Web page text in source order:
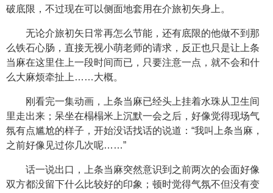
破底限，不过现在可以侧面地套用在介旅初矢身上。
无论介旅初矢日常再怎么节能，还有底限的他做不到那
么铁石心肠，直接无视小萌老师的请求，反正也只是让上条
当麻在这里住上一段时间而已，只要注意一点，就不会和什
么大麻烦牵扯上……大概。
刚看完一集动画，上条当麻已经头上挂着水珠从卫生间
里走出来；呆坐在榻榻米上沉默一会之后，好像觉得现场气
氛有点尴尬的样子，开始没话找话的说道：“我叫上条当麻，
之前好像见过你几次呢……”
话一说出口，上条当麻突然意识到之前两次的会面好像
双方都没留下什么比较好的印象；顿时觉得气氛不但没有变